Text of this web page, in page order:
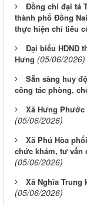
Đồng chí đại tá
thành phố Đồng
thực hiện chỉ tiêu
Đại biểu HĐND
Hưng (05/06/2026)
Sẵn sàng huy
công tác phòng,
Xã Hưng
(05/06/2026)
Xã Phú Hòa
chức khám, tư vấn
(05/06/2026)
Xã Nghĩa Trung
(05/06/2026)